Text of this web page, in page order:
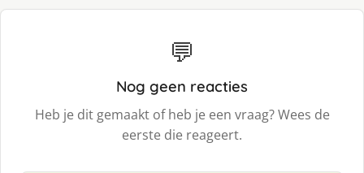
💬
Nog geen reacties
Heb je dit gemaakt of heb je een vraag? Wees de
eerste die reageert.